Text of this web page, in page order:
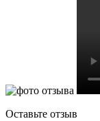
Оставьте отзыв